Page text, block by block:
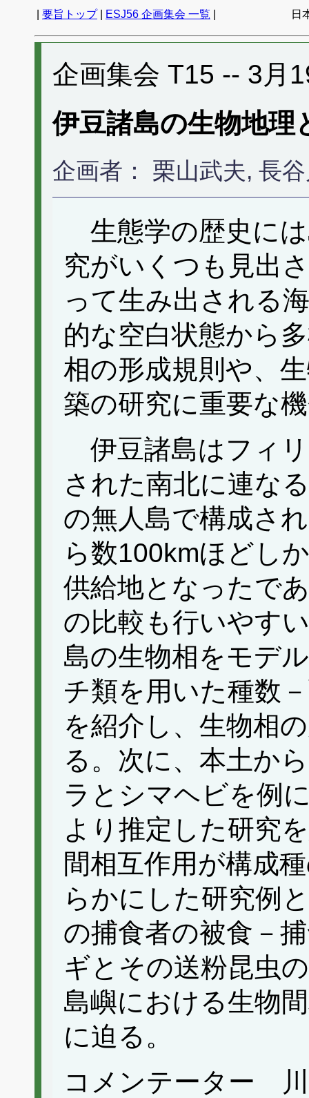
要旨トップ| ESJ56 企画集会 一覧 日
企画集会 T15 -- 3月
伊豆諸島の生物地理
企画者： 栗山武夫, 長
生態学の歴史に
究がいくつも見出
って生み出される
的な空白状態から
相の形成規則や、
築の研究に重要な
伊豆諸島はフィ
された南北に連な
の無人島で構成さ
ら数100kmほどし
供給地となったで
の比較も行いやす
島の生物相をモデ
チ類を用いた種数
を紹介し、生物相
る。次に、本土か
ラとシマヘビを例
より推定した研究
間相互作用が構成
らかにした研究例
の捕食者の被食－
ギとその送粉昆虫
島嶼における生物
に迫る。
コメンテーター